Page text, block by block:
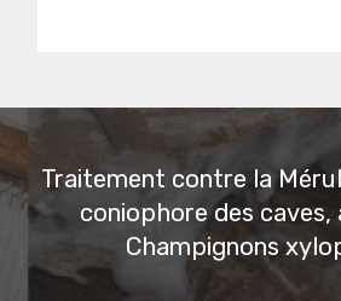
Traitement contre la
coniophore des
Champignons